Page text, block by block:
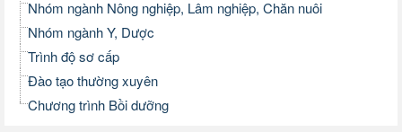
Nhóm ngành Nông nghiệp, Lâm nghiệp, Chăn nuôi
Nhóm ngành Y, Dược
Trình độ sơ cấp
Đào tạo thường xuyên
Chương trình Bồi dưỡng